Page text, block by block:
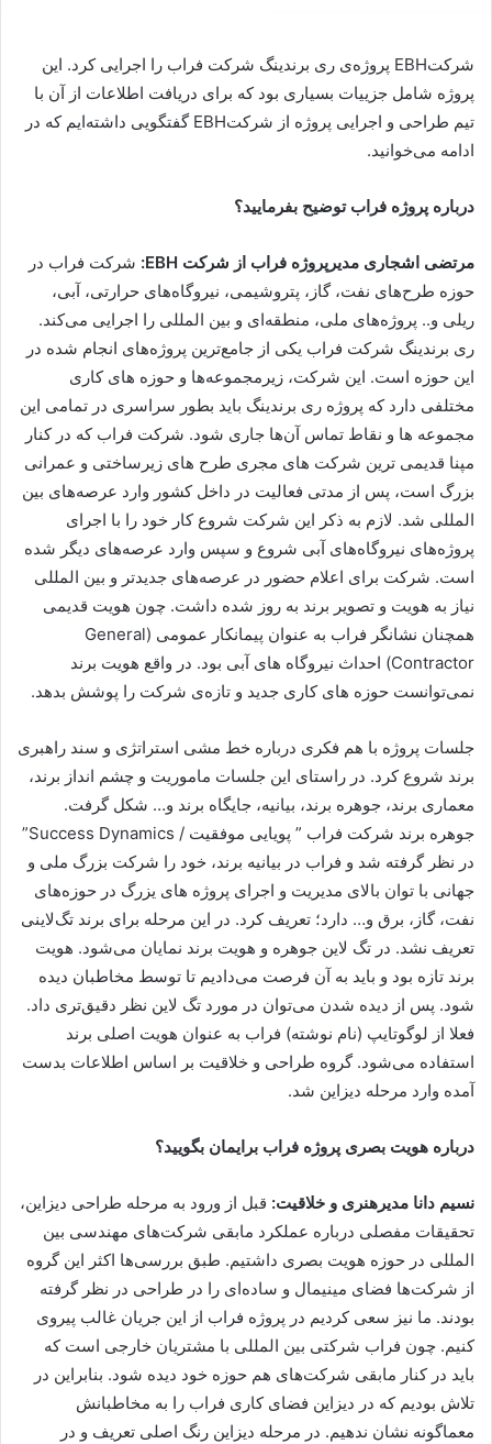
شرکتEBH پروژه‌ی ری برندینگ شرکت فراب را اجرایی کرد. این
پروژه شامل جزییات بسیاری بود که برای دریافت اطلاعات از آن با
تیم طراحی و اجرایی پروژه از شرکتEBH گفتگویی داشته‌ایم که در
ادامه می‌خوانید.
درباره پروژه فراب توضیح بفرمایید؟
مرتضی اشجاری مدیرپروژه فراب از شرکت EBH
: شرکت فراب در
حوزه طرح‌های نفت، گاز، پتروشیمی، نیروگاه‌های حرارتی، آبی،
ریلی و.. پروژه‌های ملی، منطقه‌ای و بین المللی را اجرایی می‌کند.
ری برندینگ شرکت فراب یکی از جامع‌ترین پروژه‌های انجام شده در
این حوزه است. این شرکت، زیرمجموعه‌ها و حوزه های کاری
مختلفی دارد که پروژه ری برندینگ باید بطور سراسری در تمامی این
مجموعه ها و نقاط تماس آن‌ها جاری شود. شرکت فراب که در کنار
مپنا قدیمی ترین شرکت های مجری طرح های زیرساختی و عمرانی
بزرگ است، پس از مدتی فعالیت در داخل کشور وارد عرصه‌های بین
المللی شد. لازم به ذکر این شرکت شروع کار خود را با اجرای
پروژه‌های نیروگاه‌های آبی شروع و سپس وارد عرصه‌های دیگر شده
است. شرکت برای اعلام حضور در عرصه‌های جدیدتر و بین المللی
نیاز به هویت و تصویر برند به روز شده داشت. چون هویت قدیمی
همچنان نشانگر فراب به عنوان پیمانکار عمومی (General
Contractor) احداث نیروگاه های آبی بود. در واقع هویت برند
نمی‌توانست حوزه های کاری جدید و تازه‌ی شرکت را پوشش بدهد.
جلسات پروژه با هم فکری درباره خط مشی استراتژی و سند راهبری
برند شروع کرد. در راستای این جلسات ماموریت و چشم انداز برند،
معماری برند، جوهره برند، بیانیه، جایگاه برند و… شکل گرفت.
جوهره برند شرکت فراب ” پویایی موفقیت / Success Dynamics
”
در نظر گرفته شد و فراب در بیانیه برند، خود را شرکت بزرگ ملی و
جهانی با توان بالای مدیریت و اجرای پروژه های یزرگ در حوزه‌های
نفت، گاز، برق و… دارد؛ تعریف کرد. در این مرحله برای برند تگ‌لاینی
تعریف نشد. در تگ لاین جوهره و هویت برند نمایان می‌شود. هویت
برند تازه بود و باید به آن فرصت می‌دادیم تا توسط مخاطبان دیده
شود. پس از دیده شدن می‌توان در مورد تگ لاین نظر دقیق‌تری داد.
فعلا از لوگوتایپ (نام نوشته) فراب به عنوان هویت اصلی برند
استفاده می‌شود. گروه طراحی و خلاقیت بر اساس اطلاعات بدست
آمده وارد مرحله دیزاین شد.
درباره هویت بصری پروژه فراب برایمان بگویید؟
نسیم دانا مدیرهنری و خلاقیت: قبل از ورود به مرحله طراحی دیزاین،
تحقیقات مفصلی درباره عملکرد مابقی شرکت‌های مهندسی بین
المللی در حوزه هویت بصری داشتیم. طبق بررسی‌ها اکثر این گروه
از شرکت‌ها فضای مینیمال و ساده‌ای را در طراحی در نظر گرفته
بودند. ما نیز سعی کردیم در پروژه فراب از این جریان غالب پیروی
کنیم. چون فراب شرکتی بین المللی با مشتریان خارجی است که
باید در کنار مابقی شرکت‌های هم حوزه خود دیده شود. بنابراین در
تلاش بودیم که در دیزاین فضای کاری فراب را به مخاطبانش
معماگونه نشان ندهیم. در مرحله دیزاین رنگ اصلی تعریف و در